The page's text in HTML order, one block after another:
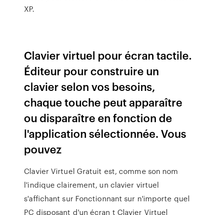
XP.
Clavier virtuel pour écran tactile.
Éditeur pour construire un
clavier selon vos besoins,
chaque touche peut apparaître
ou disparaître en fonction de
l'application sélectionnée. Vous
pouvez
Clavier Virtuel Gratuit est, comme son nom
l'indique clairement, un clavier virtuel
s'affichant sur Fonctionnant sur n'importe quel
PC disposant d'un écran t Clavier Virtuel